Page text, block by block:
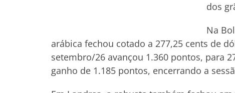
dos
Na
arábica fechou cotado a 277,25 cents de
setembro/26 avançou 1.360 pontos, para
ganho de 1.185 pontos, encerrando a